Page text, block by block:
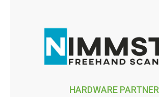
HARDWARE PARTNER